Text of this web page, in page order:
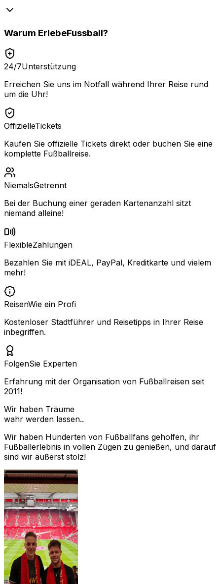
Warum ErlebeFussball?
24/7Unterstützung
Erreichen Sie uns im Notfall während Ihrer Reise rund
um die Uhr!
OffizielleTickets
Kaufen Sie offizielle Tickets direkt oder buchen Sie eine
komplette Fußballreise.
NiemalsGetrennt
Bei der Buchung einer geraden Kartenanzahl sitzt
niemand alleine!
FlexibleZahlungen
Bezahlen Sie mit iDEAL, PayPal, Kreditkarte und vielem
mehr!
ReisenWie ein Profi
Kostenloser Stadtführer und Reisetipps in Ihrer Reise
inbegriffen.
FolgenSie Experten
Erfahrung mit der Organisation von Fußballreisen seit
2011!
Wir haben Träume
wahr werden lassen..
Wir haben Hunderten von Fußballfans geholfen, ihr
Fußballerlebnis in vollen Zügen zu genießen, und darauf
sind wir äußerst stolz!